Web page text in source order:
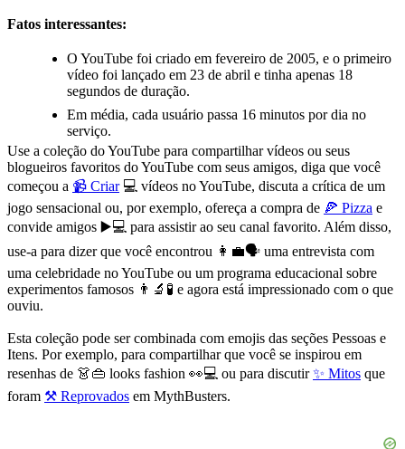
Fatos interessantes:
O YouTube foi criado em fevereiro de 2005, e o primeiro
vídeo foi lançado em 23 de abril e tinha apenas 18
segundos de duração.
Em média, cada usuário passa 16 minutos por dia no
serviço.
Use a coleção do YouTube para compartilhar vídeos ou seus
blogueiros favoritos do YouTube com seus amigos, diga que você
começou a 📹 Criar💻 vídeos no YouTube, discuta a crítica de um
jogo sensacional ou, por exemplo, ofereça a compra de 🍕 Pizza e
convide amigos ▶️💻 para assistir ao seu canal favorito. Além disso,
use-a para dizer que você encontrou 👩‍💼🗣 uma entrevista com
uma celebridade no YouTube ou um programa educacional sobre
experimentos famosos 👨‍🔬🧪 e agora está impressionado com o que
ouviu.
Esta coleção pode ser combinada com emojis das seções Pessoas e
Itens. Por exemplo, para compartilhar que você se inspirou em
resenhas de 👗👜 looks fashion 👀💻 ou para discutir✨ Mitos que
foram ⚒️ Reprovados em MythBusters.